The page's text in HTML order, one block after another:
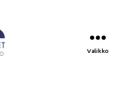
Valikko